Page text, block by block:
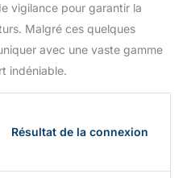
sont faciles et
à lire et à effacer.
langues du menu
français,
toujours à jour.
disponibles sur
vigilance pour garantir la
Malgré ces quelques
avec une vaste gamme
indéniable.
Résultat de la connexion